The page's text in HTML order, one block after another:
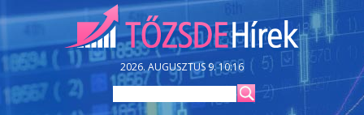
2026. AUGUSZTUS 9. 10:16